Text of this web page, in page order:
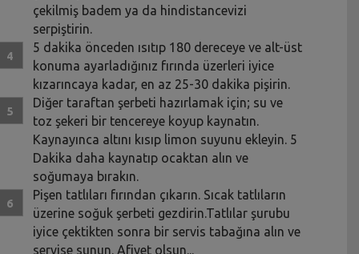
çekilmiş badem ya da hindistancevizi
serpiştirin.
5 dakika önceden ısıtıp 180 dereceye ve alt-üst
konuma ayarladığınız fırında üzerleri iyice
kızarıncaya kadar, en az 25-30 dakika pişirin.
Diğer taraftan şerbeti hazırlamak için; su ve
toz şekeri bir tencereye koyup kaynatın.
Kaynayınca altını kısıp limon suyunu ekleyin. 5
Dakika daha kaynatıp ocaktan alın ve
soğumaya bırakın.
Pişen tatlıları fırından çıkarın. Sıcak tatlıların
üzerine soğuk şerbeti gezdirin.Tatlılar şurubu
iyice çektikten sonra bir servis tabağına alın ve
servise sunun. Afiyet olsun...